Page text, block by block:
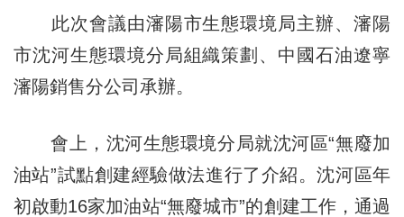
此次會議由瀋陽市生態環境局主辦、瀋陽
市沈河生態環境分局組織策劃、中國石油遼寧
瀋陽銷售分公司承辦。
會上，沈河生態環境分局就沈河區“無廢加
油站”試點創建經驗做法進行了介紹。沈河區年
初啟動16家加油站“無廢城市”的創建工作，通過